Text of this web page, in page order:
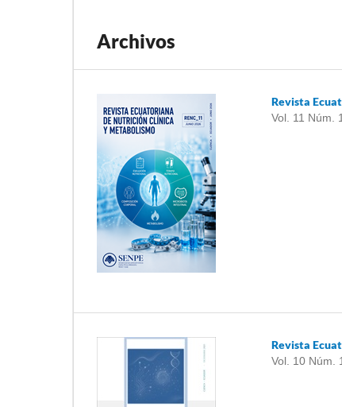
Archivos
Revista
Vol. 11 Núm.
Revista
Vol. 10 Núm.